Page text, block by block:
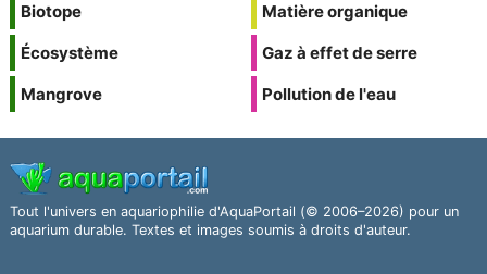
Biotope
Écosystème
Mangrove
Matière organique
Gaz à effet de serre
Pollution de l'eau
Tout l'univers en aquariophilie d'AquaPortail (© 2006–2026) pour un
aquarium durable. Textes et images soumis à droits d'auteur.